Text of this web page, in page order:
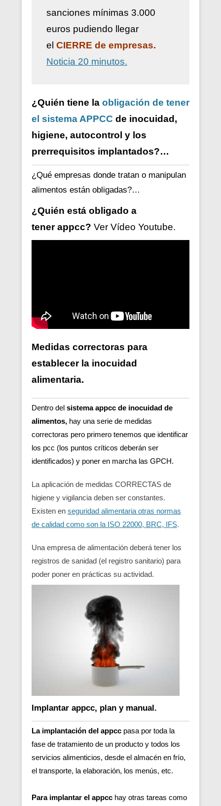
sanciones mínimas 3.000
euros pudiendo llegar
el CIERRE de empresas.
Noticia 20 minutos.
¿Quién tiene la obligación de tener
el sistema APPCC de inocuidad,
higiene, autocontrol y los
prerrequisitos implantados?…
¿Qué empresas donde tratan o manipulan
alimentos están obligadas?…
¿Quién está obligado a
tenerappcc? Ver Vídeo Youtube.
Medidas correctoras para
establecer la inocuidad
alimentaria.
Dentro del sistema appcc de inocuidad de
alimentos, hay una serie de medidas
correctoras pero primero tenemos que identificar
los pcc (los puntos críticos deberán ser
identificados) y poner en marcha las GPCH.
La aplicación de medidas CORRECTAS de
higiene y vigilancia deben ser constantes.
Existen en seguridad alimentaria otras normas
de calidad como son la ISO 22000, BRC, IFS.
Una empresa de alimentación deberá tener los
registros de sanidad (el registro sanitario) para
poder poner en prácticas su actividad.
Implantar appcc, plan y manual.
La implantación del appcc pasa por toda la
fase de tratamiento de un producto y todos los
servicios alimenticios, desde el almacén en frío,
el transporte, la elaboración, los menús, etc.
Para implantar el appcc hay otras tareas como